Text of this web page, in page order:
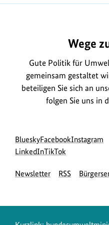
Wege
Gute Politik für
gemeinsam gestaltet
beteiligen Sie sich an
folgen Sie uns in
Social
Media
Blueskyzur
Bluesky-
des
Facebookzur
des
Instagram
LinkedInzur
Seite
zur
Seite
TikTok
Newsletter RSS